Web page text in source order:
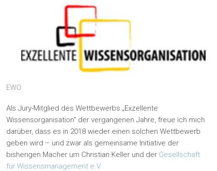
EWO
Als Jury-Mitglied des Wettbewerbs „Exzellente
Wissensorganisation“ der vergangenen Jahre, freue ich mich
darüber, dass es in 2018 wieder einen solchen Wettbewerb
geben wird – und zwar als gemeinsame Initiative der
bisherigen Macher um Christian Keller und der Gesellschaft
für Wissensmanagement e.V.